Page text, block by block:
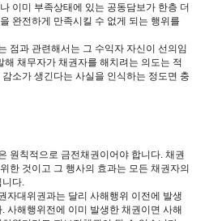
이미 부족상태에 있는 공동담보가 한층 더
완전하게 만족시킬 수 없게 되는 행위를
점과 관련해서는 그 수익자 자신이 선의임
채무자가 채권자를 해치려는 의도는 적
소가 생긴다는 사실을 인식하는 정도면 충
원칙적으로 금전채권이어야 합니다. 채권
한 것이고 그 행사의 효과는 모든 채권자의
니다.
자대위권과는 달리 사해행위 이전에 발생
사해행위전에 이미 발생한 채권이면 사해